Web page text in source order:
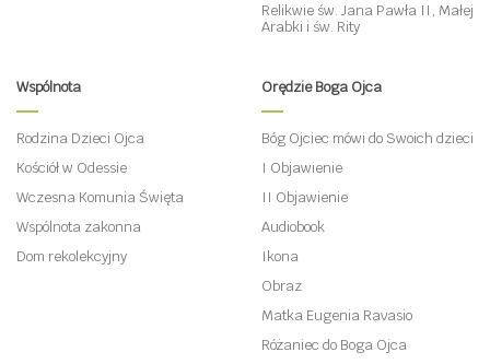
Relikwie św. Jana Pawła II, Małej
Arabki i św. Rity
Wspólnota
Rodzina Dzieci Ojca
Kościół w Odessie
Wczesna Komunia Święta
Wspólnota zakonna
Dom rekolekcyjny
Orędzie Boga Ojca
Bóg Ojciec mówi do Swoich dzieci
I Objawienie
II Objawienie
Audiobook
Ikona
Obraz
Matka Eugenia Ravasio
Różaniec do Boga Ojca